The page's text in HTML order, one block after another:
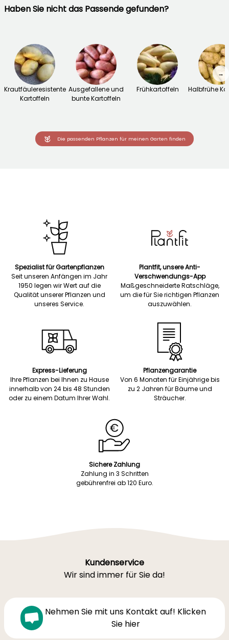
Haben Sie nicht das Passende gefunden?
Krautfäuleresistente
Kartoffeln
Ausgefallene und
bunte Kartoffeln
Frühkartoffeln Halbfrühe
→
Die passenden Pflanzen für meinen Garten finden
Spezialist für Gartenpflanzen
Seit unseren Anfängen im Jahr
1950 legen wir Wert auf die
Qualität unserer Pflanzen und
unseres Service.
Plantfit, unsere Anti-
Verschwendungs-App
Maßgeschneiderte Ratschläge,
um die für Sie richtigen Pflanzen
auszuwählen.
Express-Lieferung
Ihre Pflanzen bei Ihnen zu Hause
innerhalb von 24 bis 48 Stunden
oder zu einem Datum Ihrer Wahl.
Pflanzengarantie
Von 6 Monaten für Einjährige bis
zu 2 Jahren für Bäume und
Sträucher.
Sichere Zahlung
Zahlung in 3 Schritten
gebührenfrei ab 120 Euro.
Kundenservice
Wir sind immer für Sie da!
Nehmen Sie mit uns Kontakt auf! Klicken
Sie hier